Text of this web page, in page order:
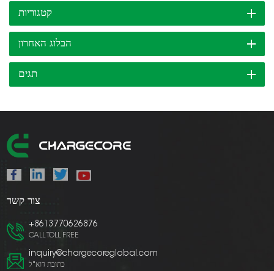
קטגוריות
הבלוג האחרון
תגים
צור קשר
+8613770626876
CALL TOLL FREE
inquiry@chargecoreglobal.com
כתובת דוא"ל